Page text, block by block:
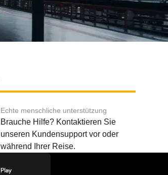
Echte menschliche unterstützung
Brauche Hilfe? Kontaktieren Sie
unseren Kundensupport vor oder
während Ihrer Reise.